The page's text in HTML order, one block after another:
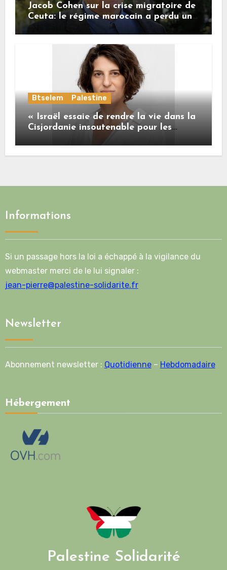
Jacob Cohen sur la crise migratoire de
Ceuta: le régime marocain a perdu une
bonne part de sa crédibilité vis-à-vis
de l’Union européenne
Btselem Palestine
« Israël essaie de rendre la vie dans la
Cisjordanie insoutenable pour les
Informations
Si un passage hors la loi a échappé à la vigilance du
webmaster merci de le lui signaler :
jean-pierre@palestine-solidarite.fr
Newsletter
Abonnement newsletter : Quotidienne– Hebdomadaire
Hébergement
Palestine Solidarité